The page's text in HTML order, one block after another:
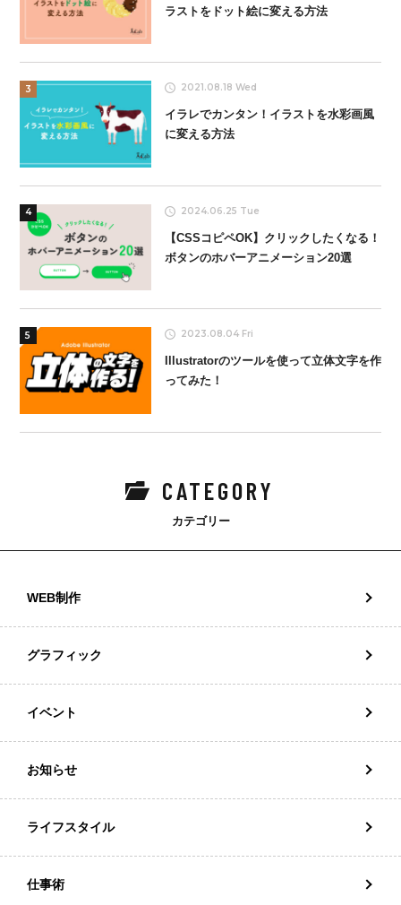
ラストをドット絵に変える方法
3 2021.08.18 Wed
イラレでカンタン！イラストを水彩画風
に変える方法
4 2024.06.25 Tue
【CSSコピペOK】クリックしたくなる！
ボタンのホバーアニメーション20選
5 2023.08.04 Fri
Illustratorのツールを使って立体文字を作
ってみた！
CATEGORY
カテゴリー
WEB制作
グラフィック
イベント
お知らせ
ライフスタイル
仕事術